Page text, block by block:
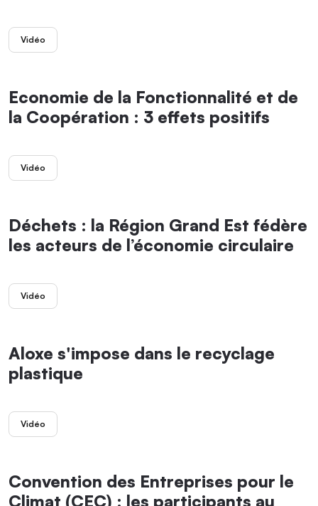
Vidéo
Economie de la Fonctionnalité et de
la Coopération : 3 effets positifs
Vidéo
Déchets : la Région Grand Est fédère
les acteurs de l’économie circulaire
Vidéo
Aloxe s'impose dans le recyclage
plastique
Vidéo
Convention des Entreprises pour le
Climat (CEC) : les participants au